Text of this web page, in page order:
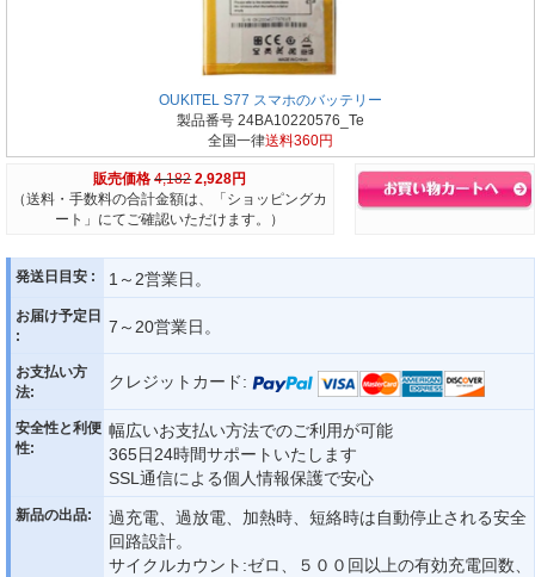
OUKITEL S77 スマホのバッテリー
製品番号 24BA10220576_Te
全国一律送料360円
販売価格 4,182 2,928円
（送料・手数料の合計金額は、「ショッピングカ
ート」にてご確認いただけます。）
発送日目安 : 1～2営業日。
お届け予定日
:
7～20営業日。
お支払い方
法:
クレジットカード:
安全性と利便
性:
幅広いお支払い方法でのご利用が可能
365日24時間サポートいたします
SSL通信による個人情報保護で安心
新品の出品:
過充電、過放電、加熱時、短絡時は自動停止される安全
回路設計。
サイクルカウント:ゼロ、５００回以上の有効充電回数、